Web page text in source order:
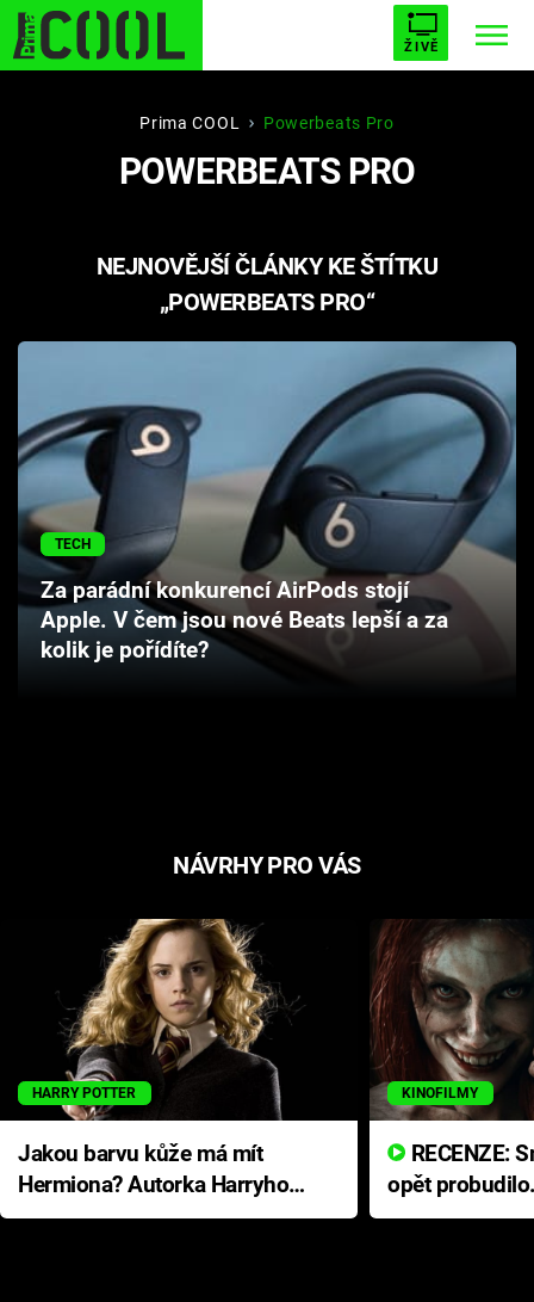
ŽIVĚ
STARHOUSE BUFFY, PŘEMOŽITELKA UPÍRŮ
PLNEJ KOTEL AVENGERS 5
Seriály
Hry
Cool Esport
Pořady
Prima COOL Powerbeats Pro
POWERBEATS PRO
NEJNOVĚJŠÍ ČLÁNKY KE ŠTÍTKU
„POWERBEATS PRO“
TECH
Za parádní konkurencí AirPods stojí
Apple. V čem jsou nové Beats lepší a za
kolik je pořídíte?
NÁVRHY PRO VÁS
HARRY POTTER
Jakou barvu kůže má mít
Hermiona? Autorka Harryho
Pottera přišla s ráznou
KINOFILMY
opět
přichází s